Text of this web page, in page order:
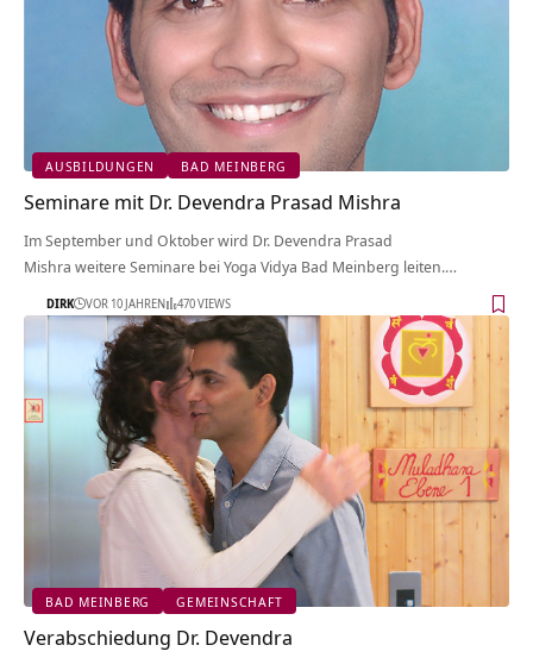
AUSBILDUNGEN BAD MEINBERG
Seminare mit Dr. Devendra Prasad Mishra
Im September und Oktober wird Dr. Devendra Prasad
Mishra weitere Seminare bei Yoga Vidya Bad Meinberg leiten.…
DIRK VOR 10 JAHREN 470 VIEWS
BAD MEINBERG GEMEINSCHAFT
Verabschiedung Dr. Devendra